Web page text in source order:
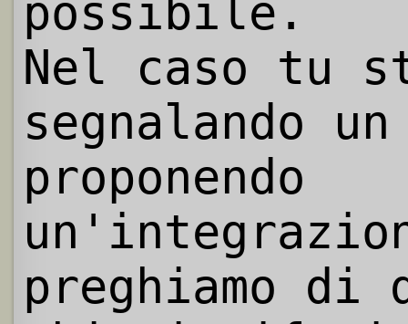
possibile.
Nel caso tu
segnalando
proponendo
preghiamo